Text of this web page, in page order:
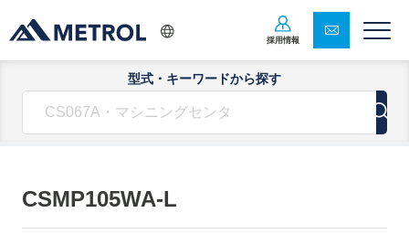
採用情報
型式・キーワードから探す
CSMP105WA-L